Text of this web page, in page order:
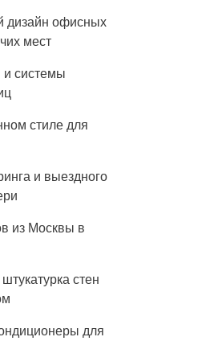
дизайн офисных
мест
и системы
стиле для
и выездного
из Москвы в
стен
для